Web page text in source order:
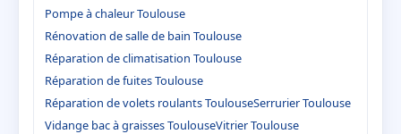
Pompe à chaleur Toulouse
Rénovation de salle de bain Toulouse
Réparation de climatisation Toulouse
Réparation de fuites Toulouse
Réparation de volets roulants ToulouseSerrurier Toulouse
Vidange bac à graisses ToulouseVitrier Toulouse